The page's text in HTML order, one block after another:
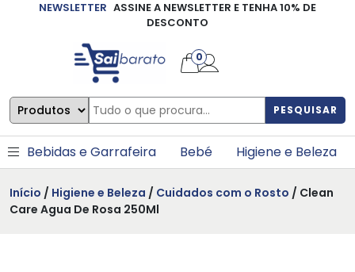
NEWSLETTER ASSINE A NEWSLETTER E TENHA 10% DE
DESCONTO
PESQUISAR
0
Bebidas e Garrafeira Bebé Higiene e Beleza
Início / Higiene e Beleza / Cuidados com o Rosto / Clean
Care Agua De Rosa 250Ml